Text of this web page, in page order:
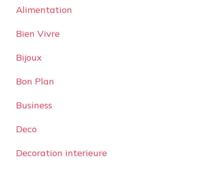
Alimentation
Bien Vivre
Bijoux
Bon Plan
Business
Deco
Decoration interieure